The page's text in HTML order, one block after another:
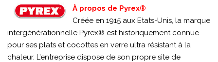
À propos de Pyrex®
Créée en 1915 aux Etats-Unis, la marque
intergénérationnelle Pyrex® est historiquement connue
pour ses plats et cocottes en verre ultra résistant à la
chaleur. L’entreprise dispose de son propre site de